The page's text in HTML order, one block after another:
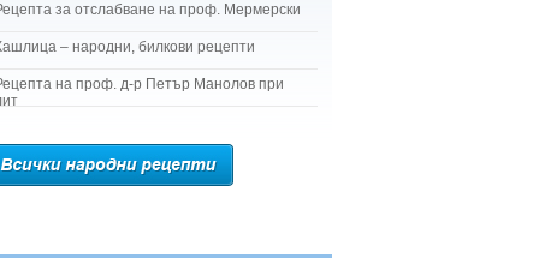
за отслабване на проф. Мермерски
– народни, билкови рецепти
на проф. д-р Петър Манолов при